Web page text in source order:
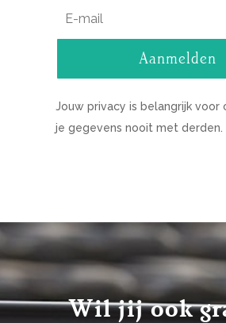
Aanmelden
Jouw privacy is belangrijk voor
je gegevens nooit met derden.
Wil jij ook